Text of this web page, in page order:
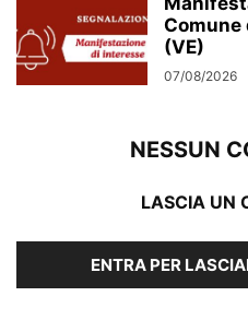
Comune
(VE)
07/08/2026
NESSUN
LASCIA UN
ENTRA PER